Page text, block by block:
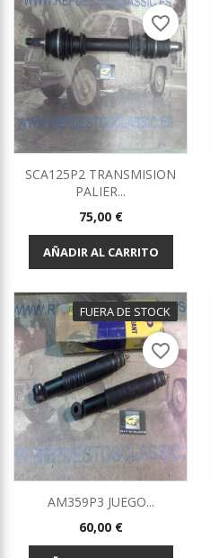
SCA125P2 TRANSMISION
PALIER...
Precio
75,00 €
AÑADIR AL CARRITO
favorite_border
FUERA DE STOCK
AM359P3 JUEGO...
Precio
60,00 €
favorite_border